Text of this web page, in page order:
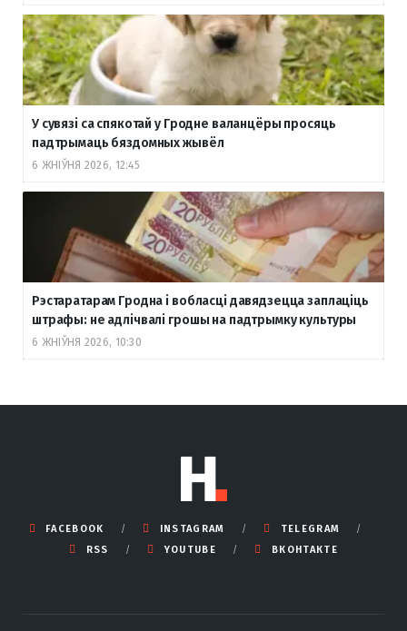
У сувязі са спякотай у Гродне валанцёры просяць
падтрымаць бяздомных жывёл
6 ЖНІЎНЯ 2026, 12:45
Рэстаратарам Гродна і вобласці давядзецца заплаціць
штрафы: не адлічвалі грошы на падтрымку культуры
6 ЖНІЎНЯ 2026, 10:30
FACEBOOK INSTAGRAM
TELEGRAM
RSS
YOUTUBE ВКОНТАКТЕ